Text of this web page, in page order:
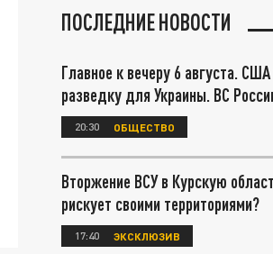
ПОСЛЕДНИЕ НОВОСТИ
Главное к вечеру 6 августа.
разведку для Украины. ВС
20:30 ОБЩЕСТВО
Вторжение ВСУ в Курскую
рискует своими территориями?
17:40 ЭКСКЛЮЗИВ